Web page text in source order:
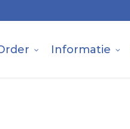
Informatie